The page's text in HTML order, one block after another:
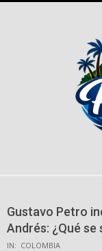
Gustavo Petro
Andrés: ¿Qué se
IN: COLOMBIA